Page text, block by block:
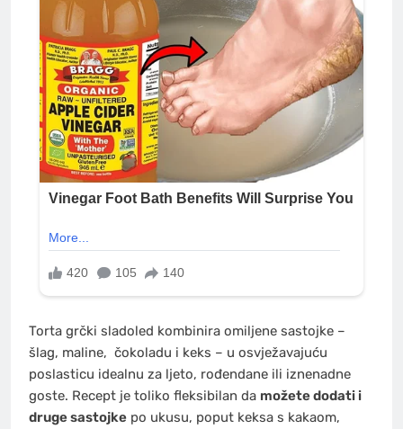
Torta grčki sladoled kombinira omiljene sastojke –
šlag, maline, čokoladu i keks – u osvježavajuću
poslasticu idealnu za ljeto, rođendane ili iznenadne
goste. Recept je toliko fleksibilan da možete dodati i
druge sastojke po ukusu, poput keksa s kakaom,